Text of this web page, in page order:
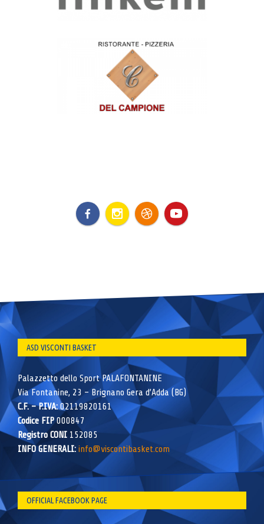
ASD VISCONTI BASKET
Palazzetto dello Sport PALAFONTANINE
Via Fontanine, 23 – Brignano Gera d’Adda (BG)
C.F. – P.IVA:02119820161
Codice FIP000847
Registro CONI 152085
INFO GENERALI: info@viscontibasket.com
OFFICIAL FACEBOOK PAGE